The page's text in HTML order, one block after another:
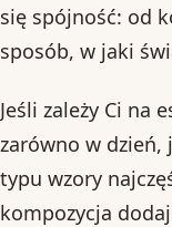
się spójność: od
sposób, w jaki
Jeśli zależy Ci na
zarówno w dzień,
typu wzory
kompozycja